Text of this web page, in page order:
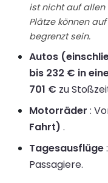
ist nicht auf allen
Plätze können
begrenzt sein.
Autos
bis 232 € in
701 € zu
Motorräder :
Fahrt) .
Tagesausflüge
Passagiere.